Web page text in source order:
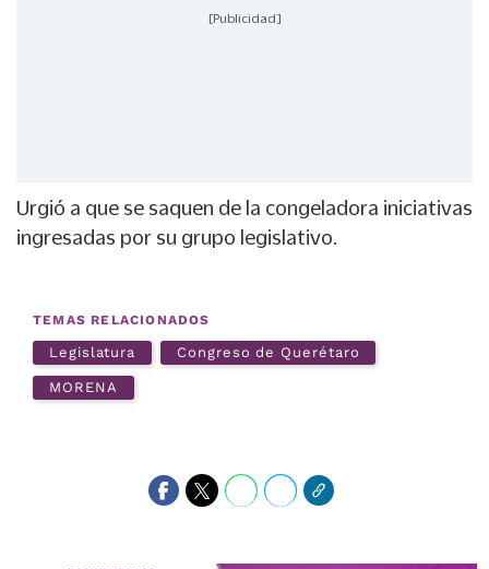
[Publicidad]
Urgió a que se saquen de la congeladora iniciativas
ingresadas por su grupo legislativo.
TEMAS RELACIONADOS
Legislatura Congreso de Querétaro
MORENA